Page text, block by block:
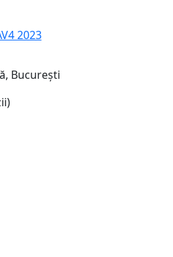
București